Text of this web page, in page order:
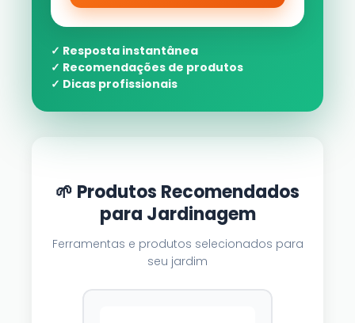
✓ Resposta instantânea
✓ Recomendações de produtos
✓ Dicas profissionais
🌱 Produtos Recomendados
para Jardinagem
Ferramentas e produtos selecionados para
seu jardim